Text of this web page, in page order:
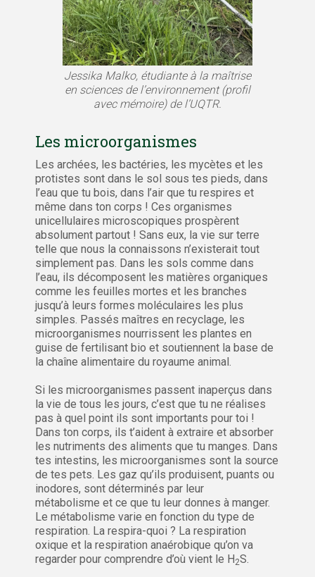
Jessika Malko, étudiante à la maîtrise
en sciences de l’environnement (profil
avec mémoire) de l’UQTR.
Les microorganismes
Les archées, les bactéries, les mycètes et les
protistes sont dans le sol sous tes pieds, dans
l’eau que tu bois, dans l’air que tu respires et
même dans ton corps ! Ces organismes
unicellulaires microscopiques prospèrent
absolument partout ! Sans eux, la vie sur terre
telle que nous la connaissons n’existerait tout
simplement pas. Dans les sols comme dans
l’eau, ils décomposent les matières organiques
comme les feuilles mortes et les branches
jusqu’à leurs formes moléculaires les plus
simples. Passés maîtres en recyclage, les
microorganismes nourrissent les plantes en
guise de fertilisant bio et soutiennent la base de
la chaîne alimentaire du royaume animal.
Si les microorganismes passent inaperçus dans
la vie de tous les jours, c’est que tu ne réalises
pas à quel point ils sont importants pour toi !
Dans ton corps, ils t’aident à extraire et absorber
les nutriments des aliments que tu manges. Dans
tes intestins, les microorganismes sont la source
de tes pets. Les gaz qu’ils produisent, puants ou
inodores, sont déterminés par leur
métabolisme et ce que tu leur donnes à manger.
Le métabolisme varie en fonction du type de
respiration. La respira-quoi ? La respiration
oxique et la respiration anaérobique qu’on va
regarder pour comprendre d’où vient le H2S.